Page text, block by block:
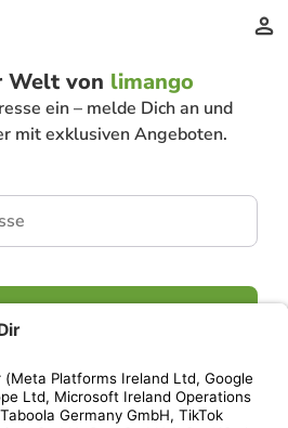
Welt von limango
ein – melde Dich an und
mit exklusiven Angeboten.
Weiter